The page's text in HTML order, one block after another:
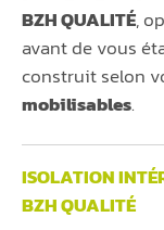
BZH QUALITÉ,
avant de vous
construit selon
mobilisables.
ISOLATION
BZH QUALITÉ